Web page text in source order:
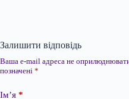
Залишити відповідь
Ваша e-mail адреса не
позначені *
Ім’я *